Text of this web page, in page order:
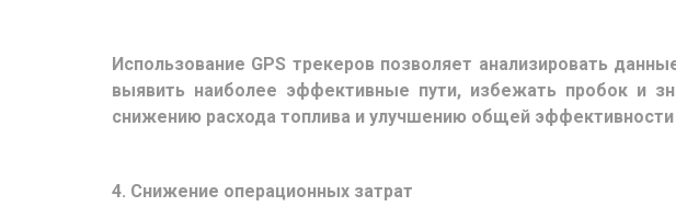
Использование GPS трекеров позволяет анализировать
выявить наиболее эффективные пути, избежать пробок и
снижению расхода топлива и улучшению общей эффективности
4. Снижение операционных затрат